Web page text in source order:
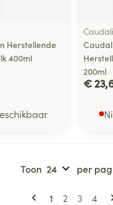
Herstellende
400ml
200ml
€
Pagina's
U lees
1 Pagina
2 Pagina
3 4
Toon per